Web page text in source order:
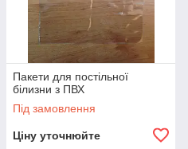
Пакети для постільної
білизни з ПВХ
Під замовлення
Ціну уточнюйте